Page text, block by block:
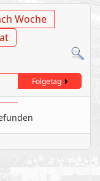
Woche
Folgetag